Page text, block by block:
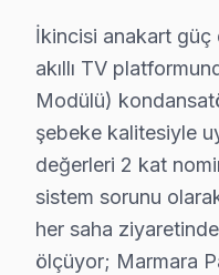
Bakım işlemlerimiz:
• Beylikdüzü'de iç
• LED şerit ve
• Beylikdüzü'de
• Yazılım ve
• Beylikdüzü'de
Yılda en az bir kez
İkincisi anakart güç
akıllı TV
Modülü)
şebeke kalitesiyle
değerleri 2 kat
sistem sorunu
her saha
ölçüyor; Marmara